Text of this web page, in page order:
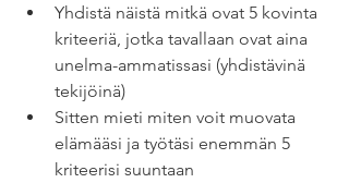
Yhdistä näistä mitkä ovat 5 kovinta
kriteeriä, jotka tavallaan ovat aina
unelma-ammatissasi (yhdistävinä
tekijöinä)
Sitten mieti miten voit muovata
elämääsi ja työtäsi enemmän 5
kriteerisi suuntaan